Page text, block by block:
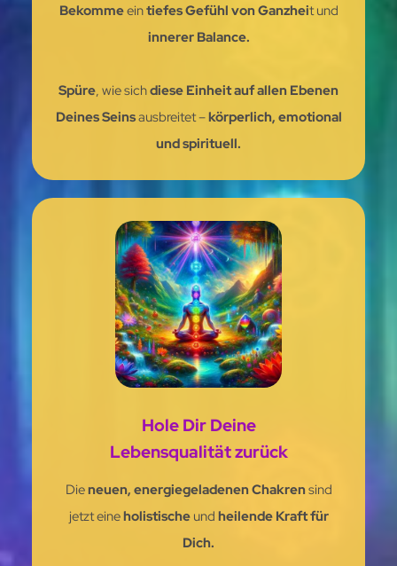
Bekommeeintiefes Gefühl von Ganzheit und
innerer Balance.
Spüre, wie sichdiese Einheit auf allen Ebenen
Deines Seinsausbreitet –körperlich, emotional
und spirituell.
Hole Dir Deine
Lebensqualität zurück
Dieneuen, energiegeladenen Chakrensind
jetzt eineholistischeund heilende Kraft für
Dich.